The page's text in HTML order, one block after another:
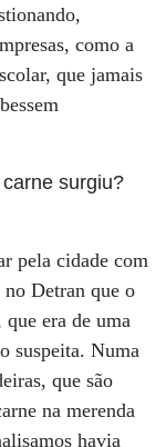
como a
que jamais
surgiu?
pela cidade com
Detran que o
era de uma
suspeita. Numa
que são
na merenda
havia